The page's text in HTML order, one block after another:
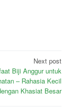
Next post
Biji Anggur untuk
– Rahasia Kecil
Khasiat Besar